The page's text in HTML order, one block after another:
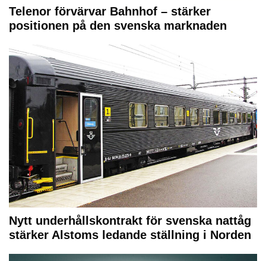
Telenor förvärvar Bahnhof – stärker
positionen på den svenska marknaden
Nytt underhållskontrakt för svenska nattåg
stärker Alstoms ledande ställning i Norden